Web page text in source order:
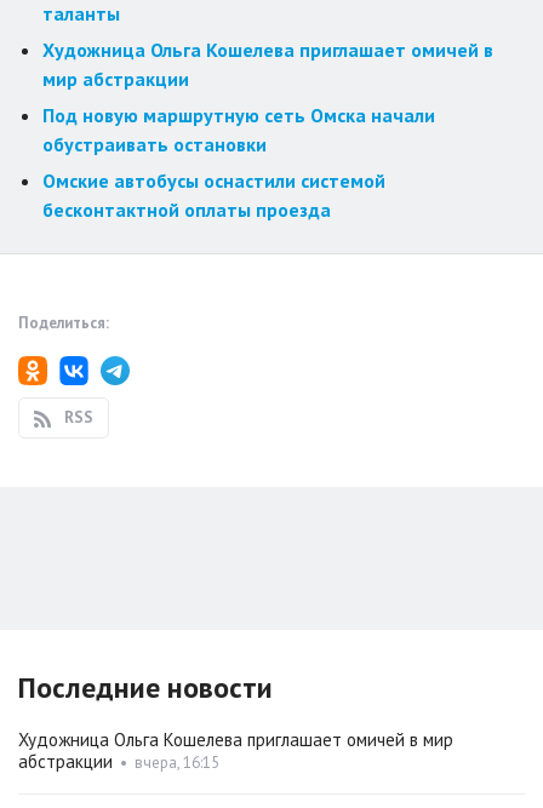
таланты
Художница Ольга Кошелева приглашает омичей в
мир абстракции
Под новую маршрутную сеть Омска начали
обустраивать остановки
Омские автобусы оснастили системой
бесконтактной оплаты проезда
Поделиться:
RSS
Последние новости
Художница Ольга Кошелева приглашает омичей в мир
абстракции • вчера, 16:15